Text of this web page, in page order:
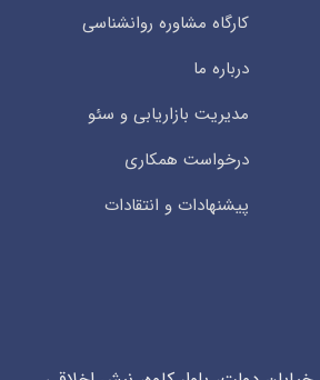
کارگاه مشاوره روانشناسی
درباره ما
مدیریت بازاریابی و سئو
درخواست همکاری
پیشنهادات و انتقادات